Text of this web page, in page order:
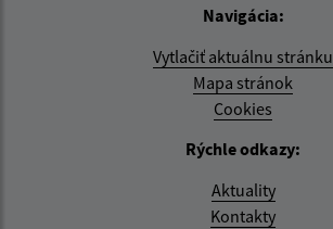
Navigácia:
Vytlačiť aktuálnu stránku
Mapa stránok
Cookies
Rýchle odkazy:
Aktuality
Kontakty